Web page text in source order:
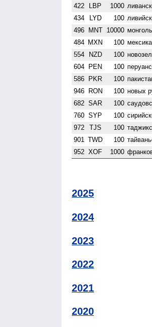
422 LBP 1000
434 LYD 100
496 MNT 10000
484 MXN 100
554 NZD 100
604 PEN 100
586 PKR 100
946 RON 100 новых
682 SAR 100
760 SYP 100
972 TJS 100
901 TWD 100
952 XOF 1000
2025
2024
2023
2022
2021
2020